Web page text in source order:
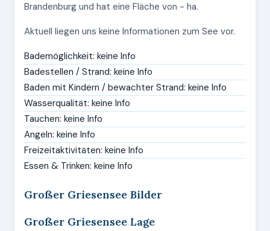
Brandenburg und hat eine Fläche von - ha.
Aktuell liegen uns keine Informationen zum See vor.
Bademöglichkeit: keine Info
Badestellen / Strand: keine Info
Baden mit Kindern / bewachter Strand: keine Info
Wasserqualität: keine Info
Tauchen: keine Info
Angeln: keine Info
Freizeitaktivitäten: keine Info
Essen & Trinken: keine Info
Großer Griesensee Bilder
Großer Griesensee Lage